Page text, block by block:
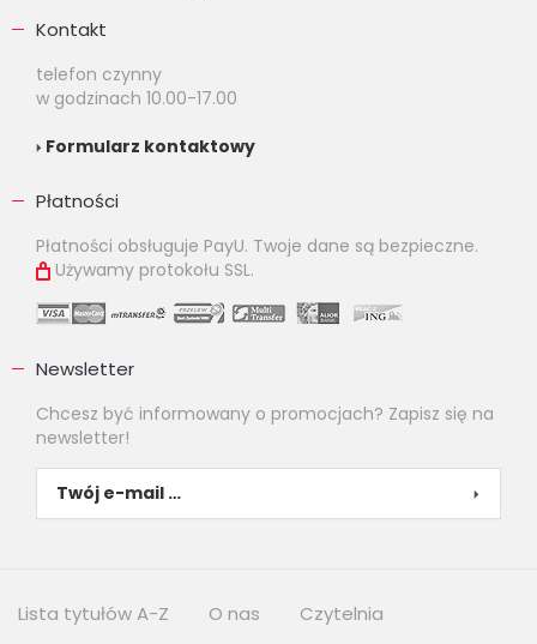
Kontakt
telefon czynny
w godzinach 10.00-17.00
Formularz kontaktowy
Płatności
Płatności obsługuje PayU. Twoje dane są bezpieczne.
Używamy protokołu SSL.
Newsletter
Chcesz być informowany o promocjach? Zapisz się na
newsletter!
Lista tytułów A-Z O nas Czytelnia